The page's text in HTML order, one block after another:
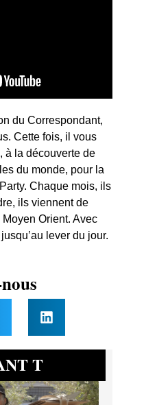
du Correspondant,
Cette fois, il vous
à la découverte de
du monde, pour la
Chaque mois, ils
ils viennent de
Moyen Orient. Avec
lever du jour.
T